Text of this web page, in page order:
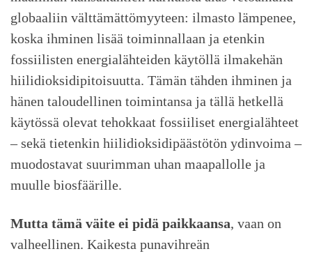
globaaliin välttämättömyyteen: ilmasto lämpenee,
koska ihminen lisää toiminnallaan ja etenkin
fossiilisten energialähteiden käytöllä ilmakehän
hiilidioksidipitoisuutta. Tämän tähden ihminen ja
hänen taloudellinen toimintansa ja tällä hetkellä
käytössä olevat tehokkaat fossiiliset energialähteet
– sekä tietenkin hiilidioksidipäästötön ydinvoima –
muodostavat suurimman uhan maapallolle ja
muulle biosfäärille.
Mutta tämä väite ei pidä paikkaansa, vaan on
valheellinen. Kaikesta punavihreän